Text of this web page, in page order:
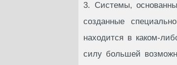
3. Системы,
созданные
находится в каком-
силу большей